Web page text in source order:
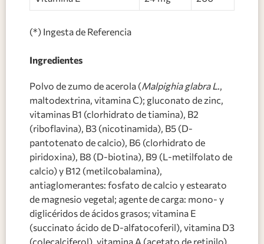
(*) Ingesta de Referencia
Ingredientes
Polvo de zumo de acerola (Malpighia glabra L.,
maltodextrina, vitamina C); gluconato de zinc,
vitaminas B1 (clorhidrato de tiamina), B2
(riboflavina), B3 (nicotinamida), B5 (D-
pantotenato de calcio), B6 (clorhidrato de
piridoxina), B8 (D-biotina), B9 (L-metilfolato de
calcio) y B12 (metilcobalamina),
antiaglomerantes: fosfato de calcio y estearato
de magnesio vegetal; agente de carga: mono- y
diglicéridos de ácidos grasos; vitamina E
(succinato ácido de D-alfatocoferil), vitamina D3
(colecalciferol), vitamina A (acetato de retinilo),